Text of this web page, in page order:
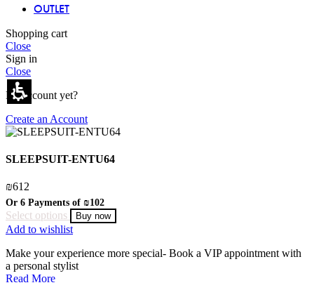
OUTLET
Shopping cart
Close
Sign in
Close
No account yet?
Create an Account
SLEEPSUIT-ENTU64
₪612
Or 6 Payments of ₪102
Select options Buy now
Add to wishlist
Make your experience more special- Book a VIP appointment with
a personal stylist
Read More